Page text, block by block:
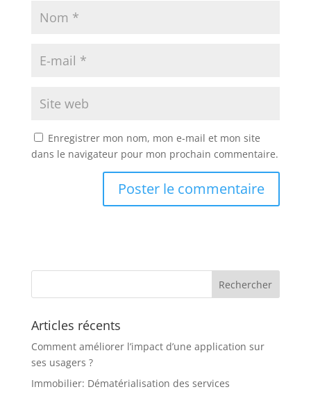
Enregistrer mon nom, mon e-mail et mon site
dans le navigateur pour mon prochain commentaire.
Articles récents
Comment améliorer l’impact d’une application sur
ses usagers ?
Immobilier: Dématérialisation des services